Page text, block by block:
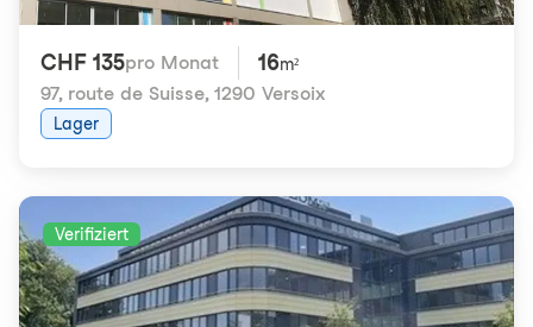
CHF 135pro Monat 16m²
97, route de Suisse, 1290 Versoix
Lager
Verifiziert